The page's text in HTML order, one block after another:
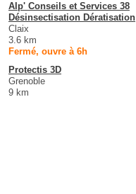
Alp' Conseils et Services 38
Désinsectisation Dératisation
Claix
3.6 km
Fermé, ouvre à 6h
Protectis 3D
Grenoble
9 km